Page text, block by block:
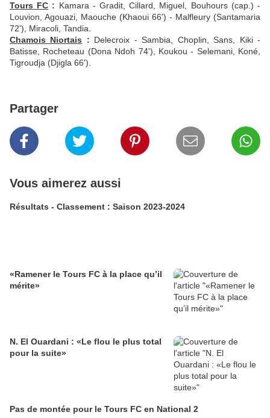
Tours FC : Kamara - Gradit, Cillard, Miguel, Bouhours (cap.) -
Louvion, Agouazi, Maouche (Khaoui 66') - Malfleury (Santamaria
72'), Miracoli, Tandia.
Chamois Niortais : Delecroix - Sambia, Choplin, Sans, Kiki -
Batisse, Rocheteau (Dona Ndoh 74'), Koukou - Selemani, Koné,
Tigroudja (Djigla 66').
Partager
Vous aimerez aussi
Résultats - Classement : Saison 2023-2024
«Ramener le Tours FC à la place qu’il
mérite»
N. El Ouardani : «Le flou le plus total
pour la suite»
Pas de montée pour le Tours FC en National 2